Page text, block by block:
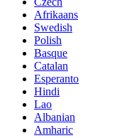
Afrikaans
Swedish
Polish
Basque
Catalan
Esperanto
Hindi
Lao
Albanian
Amharic